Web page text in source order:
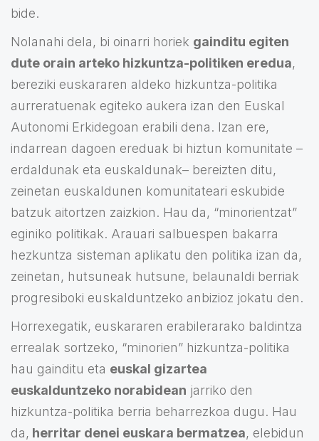
bide.
Nolanahi dela, bi oinarri horiek gainditu egiten
dute orain arteko hizkuntza-politiken eredua,
bereziki euskararen aldeko hizkuntza-politika
aurreratuenak egiteko aukera izan den Euskal
Autonomi Erkidegoan erabili dena. Izan ere,
indarrean dagoen ereduak bi hiztun komunitate –
erdaldunak eta euskaldunak– bereizten ditu,
zeinetan euskaldunen komunitateari eskubide
batzuk aitortzen zaizkion. Hau da, “minorientzat”
eginiko politikak. Arauari salbuespen bakarra
hezkuntza sisteman aplikatu den politika izan da,
zeinetan, hutsuneak hutsune, belaunaldi berriak
progresiboki euskalduntzeko anbizioz jokatu den.
Horrexegatik, euskararen erabilerarako baldintza
errealak sortzeko, “minorien” hizkuntza-politika
hau gainditu eta euskal gizartea
euskalduntzeko norabidean jarriko den
hizkuntza-politika berria beharrezkoa dugu. Hau
da, herritar denei euskara bermatzea, elebidun